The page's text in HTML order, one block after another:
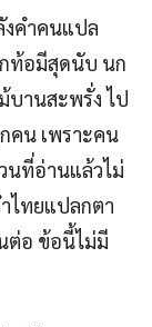
งคำคนแปล
ท้อมีสุดนับ นก
บานสะพรั่ง ไป
คน เพราะคน
นที่อ่านแล้วไม่
ไทยแปลกตา
ต่อ ข้อนี้ไม่มี